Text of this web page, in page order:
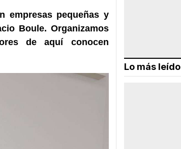
empresas pequeñas y
Boule. Organizamos
de aquí conocen
Lo más leído